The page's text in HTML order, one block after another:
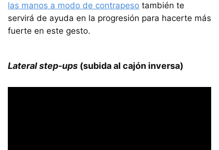
las manos a modo de contrapeso también te
servirá de ayuda en la progresión para hacerte más
fuerte en este gesto.
Lateral step-ups (subida al cajón inversa)